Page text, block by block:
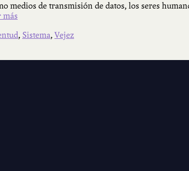
de transmisión de datos, los seres
más
, Sistema, Vejez